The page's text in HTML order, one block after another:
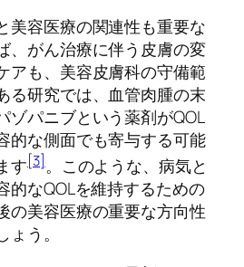
美容医療の関連性も重要な
、がん治療に伴う皮膚の変
アも、美容皮膚科の守備範
る研究では、血管肉腫の末
ゾパニブという薬剤がQOL
的な側面でも寄与する可能
す[3]。このような、病気と
的なQOLを維持するための
の美容医療の重要な方向性
う。